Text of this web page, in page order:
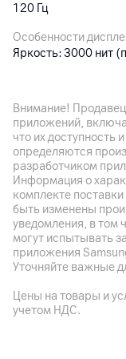
Новый
iPhone 17 Pro и
авиационного
теплопередачу
120 Гц
Особенности
Яркость: 3000 нит
Основная камера
Разрешение камеры
48Мп
Разрешение видео
4K
Оптическая
да
3 модуля: 48 Мп
широкоугольная) +
Внимание!
приложений,
что их доступность
определяются
разработчиком
Информация о
комплекте
быть изменены
уведомления, в том
могут испытывать
приложения
Уточняйте важные
Цены на товары и
учетом НДС.